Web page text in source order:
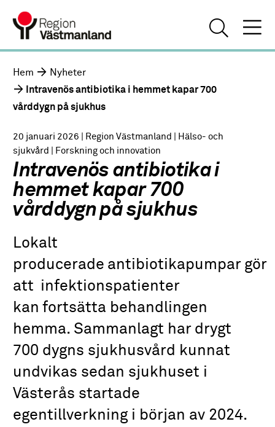
Hem
Nyheter
Intravenös antibiotika i hemmet kapar 700
vårddygn på sjukhus
20 januari 2026 | Region Västmanland
| Hälso- och
sjukvård
| Forskning och innovation
Intravenös antibiotika i
hemmet kapar 700
vårddygn på sjukhus
Lokalt
producerade antibiotikapumpar gör
att infektionspatienter
kan fortsätta behandlingen
hemma. Sammanlagt har drygt
700 dygns sjukhusvård kunnat
undvikas sedan sjukhuset i
Västerås startade
egentillverkning i början av 2024.